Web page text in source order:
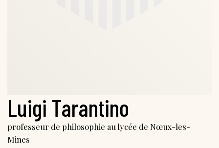
Luigi Tarantino
professeur de philosophie au lycée de Nœux-les-
Mines